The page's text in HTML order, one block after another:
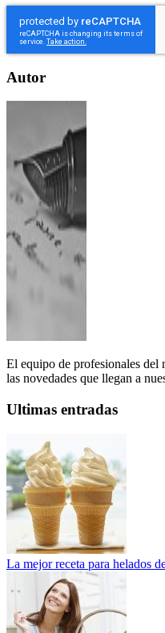
Autor
El equipo de profesionales del
las novedades que llegan a
Ultimas entradas
La mejor receta para helados